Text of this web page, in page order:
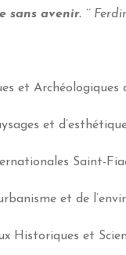
sans avenir. ’’
et Archéologiques
et
Saint-
et de
Historiques et